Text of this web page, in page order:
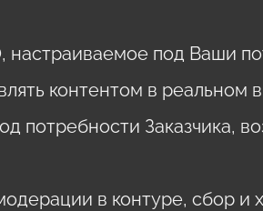
настраиваемое под Ваши
контентом в реальном
потребности Заказчика,
в контуре, сбор и